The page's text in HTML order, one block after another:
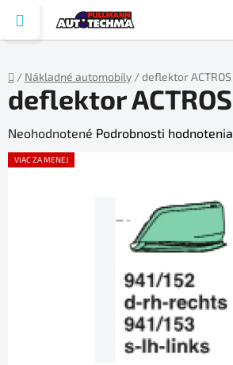
obsah
Domov
/ Nákladné automobily /deflektor ACTROS
deflektor ACTROS
Priemerné
hodnotenie
Neohodnotené Podrobnosti hodnotenia
VIAC ZA MENEJ